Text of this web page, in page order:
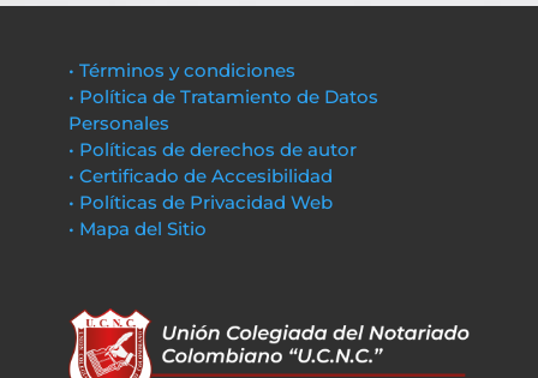
• Términos y condiciones
• Política de Tratamiento de Datos
Personales
• Políticas de derechos de autor
• Certificado de Accesibilidad
• Políticas de Privacidad Web
• Mapa del Sitio